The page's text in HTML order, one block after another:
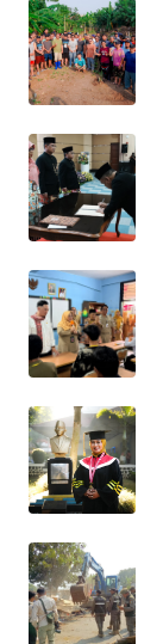
ALPERKLINAS
FORJASIDA
TAMBANG
NEWS
SITUNGIR
SIDIKALANG
NEWS
SIBARAGAS
NEWS
METRO
SIANTAR
NEWS
METRO
MEDAN